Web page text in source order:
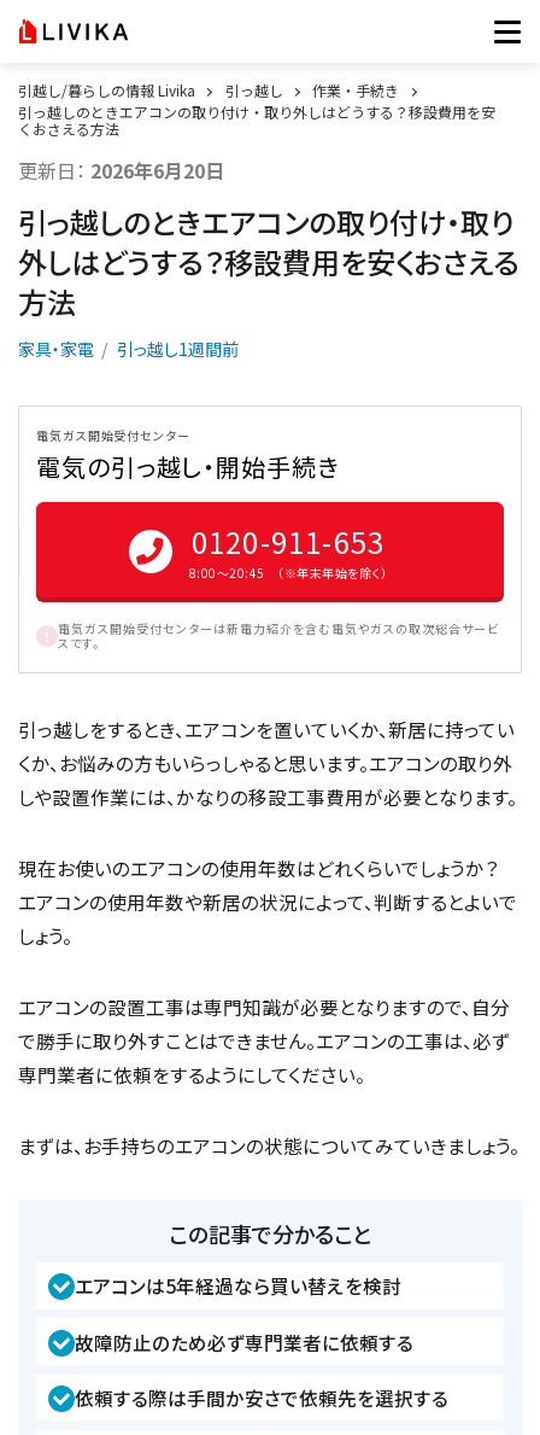
引越し/暮らしの情報 Livika 引っ越し
作業・手続き
引っ越しのときエアコンの取り付け・取り外しはどうする？移設費用を安
くおさえる方法
更新日： 2026年6月20日
引っ越しのときエアコンの取り付け・取り
外しはどうする？移設費用を安くおさえる
方法
家具・家電 引っ越し1週間前
電気ガス開始受付センター
電気の引っ越し・開始手続き
0120-911-653
8:00〜20:45 （※年末年始を除く）
電気ガス開始受付センターは新電力紹介を含む電気やガスの取次総合サービ
スです。
引っ越しをするとき、エアコンを置いていくか、新居に持ってい
くか、お悩みの方もいらっしゃると思います。エアコンの取り外
しや設置作業には、かなりの移設工事費用が必要となります。
現在お使いのエアコンの使用年数はどれくらいでしょうか？
エアコンの使用年数や新居の状況によって、判断するとよいで
しょう。
エアコンの設置工事は専門知識が必要となりますので、自分
で勝手に取り外すことはできません。エアコンの工事は、必ず
専門業者に依頼をするようにしてください。
まずは、お手持ちのエアコンの状態についてみていきましょう。
この記事で分かること
エアコンは5年経過なら買い替えを検討
故障防止のため必ず専門業者に依頼する
依頼する際は手間か安さで依頼先を選択する